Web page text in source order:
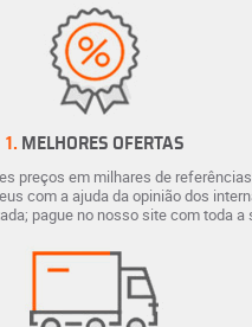
1. MELHORES OFERTAS
preços em milhares de
com a ajuda da opinião dos
pague no nosso site com toda a